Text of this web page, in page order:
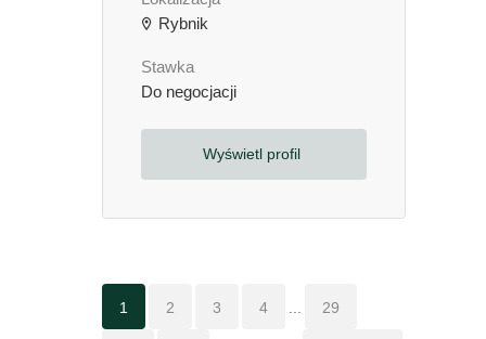
Rybnik
Stawka
Do negocjacji
Wyświetl profil
1 2 3 4 29